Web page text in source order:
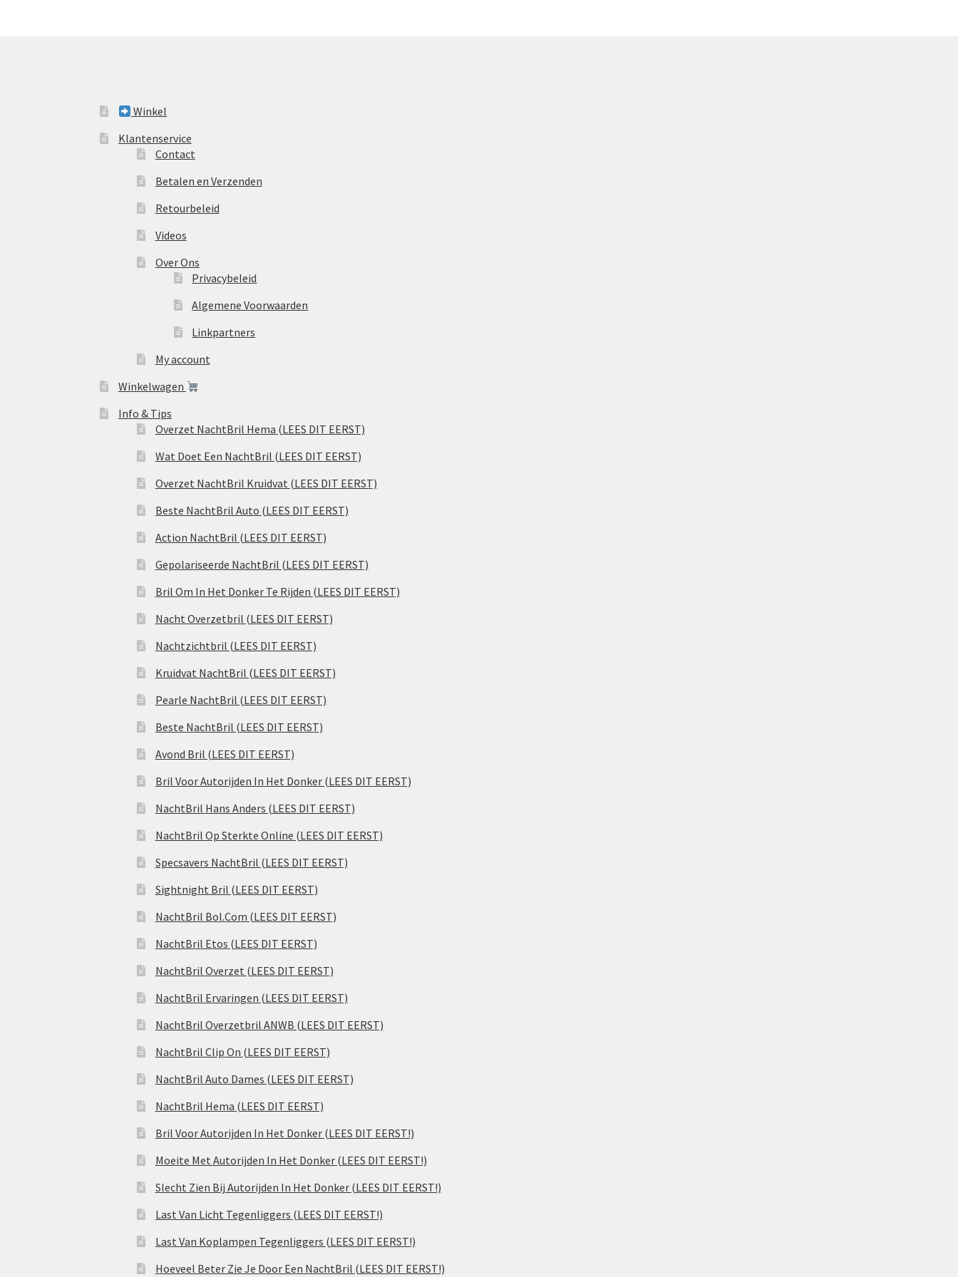
Winkel
Klantenservice
Contact
Betalen en Verzenden
Retourbeleid
Videos
Over Ons
Privacybeleid
Algemene Voorwaarden
Linkpartners
My account
Winkelwagen
Info & Tips
Overzet NachtBril Hema (LEES DIT EERST)
Wat Doet Een NachtBril (LEES DIT EERST)
Overzet NachtBril Kruidvat (LEES DIT EERST)
Beste NachtBril Auto (LEES DIT EERST)
Action NachtBril (LEES DIT EERST)
Gepolariseerde NachtBril (LEES DIT EERST)
Bril Om In Het Donker Te Rijden (LEES DIT EERST)
Nacht Overzetbril (LEES DIT EERST)
Nachtzichtbril (LEES DIT EERST)
Kruidvat NachtBril (LEES DIT EERST)
Pearle NachtBril (LEES DIT EERST)
Beste NachtBril (LEES DIT EERST)
Avond Bril (LEES DIT EERST)
Bril Voor Autorijden In Het Donker (LEES DIT EERST)
NachtBril Hans Anders (LEES DIT EERST)
NachtBril Op Sterkte Online (LEES DIT EERST)
Specsavers NachtBril (LEES DIT EERST)
Sightnight Bril (LEES DIT EERST)
NachtBril Bol.Com (LEES DIT EERST)
NachtBril Etos (LEES DIT EERST)
NachtBril Overzet (LEES DIT EERST)
NachtBril Ervaringen (LEES DIT EERST)
NachtBril Overzetbril ANWB (LEES DIT EERST)
NachtBril Clip On (LEES DIT EERST)
NachtBril Auto Dames (LEES DIT EERST)
NachtBril Hema (LEES DIT EERST)
Bril Voor Autorijden In Het Donker (LEES DIT EERST!)
Moeite Met Autorijden In Het Donker (LEES DIT EERST!)
Slecht Zien Bij Autorijden In Het Donker (LEES DIT EERST!)
Last Van Licht Tegenliggers (LEES DIT EERST!)
Last Van Koplampen Tegenliggers (LEES DIT EERST!)
Hoeveel Beter Zie Je Door Een NachtBril (LEES DIT EERST!)